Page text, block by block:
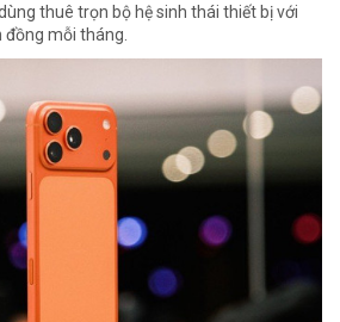
thuê trọn bộ hệ sinh thái thiết bị với
mỗi tháng.